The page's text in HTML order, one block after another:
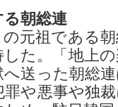
朝総連
元祖である
た。「地上
へ送った朝総
罪や悪事や独